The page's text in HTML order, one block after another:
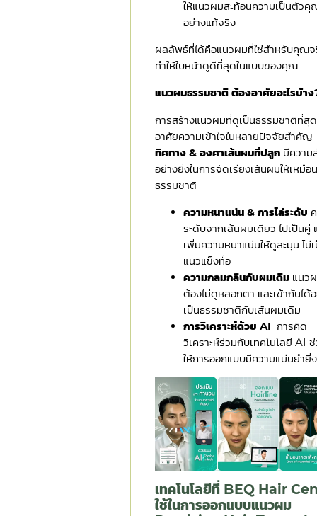
ให้แนวผมสะท้อนความเป็นตัวคุ
อย่างแท้จริง
ผลลัพธ์ที่ได้คือแนวผมที่ใช่สำหรับคุณ
ทำให้ใบหน้าดูดีที่สุดในแบบของคุณ
แนวผมธรรมชาติ ต้องอาศัยอะไรบ้าง
การสร้างแนวผมที่ดูเป็นธรรมชาติที่สุ
อาศัยความเข้าใจในหลายปัจจัยสำคัญ
ทิศทาง & องศาเส้นผมที่ปลูก มีควา
อย่างยิ่งในการจัดเรียงเส้นผมให้เหมือ
ธรรมชาติ
ความหนาแน่น & การไล่ระดับ
ระดับจากเส้นผมเดียว ไปเป็นคู่
เพิ่มความหนาแน่นให้ดูละมุน ไม่
แนวแข็งทื่อ
ความกลมกลืนกับผมเดิม แนว
ต้องไม่ดูหลอกตา และเข้ากันได้
เป็นธรรมชาติกับเส้นผมเดิม
การวิเคราะห์ด้วย AI การคิด
วิเคราะห์ร่วมกับเทคโนโลยี AI
ให้การออกแบบมีความแม่นยำยิ่
เทคโนโลยีที่ BEQ Hair
ใช้ในการออกแบบแนวผม